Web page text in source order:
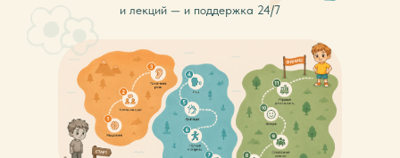
и лекций — и поддержка 24/7